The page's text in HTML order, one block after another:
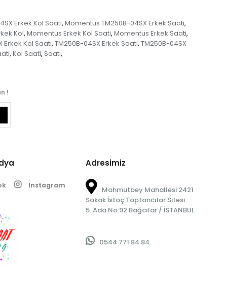
Erkek Kol Saati, Momentus TM250B-04SX Erkek Saati,
Kol, Momentus Erkek Kol Saati, Momentus Erkek Saati,
Erkek Kol Saati, TM250B-04SX Erkek Saati, TM250B-04SX
, Kol Saati, Saati,
!
Instagram
Adresimiz
Mahmutbey Mahallesi 2421
Sokak İstoç Toptancılar Sitesi
5. Ada No:92 Bağcılar / İSTANBUL
0544 771 84 84